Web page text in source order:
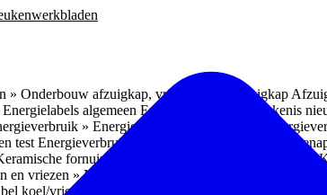
» Onderbouw afzuigkap, vrijhangende afzuigkap
algemeen Energieverbruik » Betekenis
» Energieverbruik in de praktijk
test Energieverbruik » 1
fornuizen Keukenapparatuur » Inbouwlades
en vriezen » Nismaten Koelen en vriezen »
koel/vrieskasten